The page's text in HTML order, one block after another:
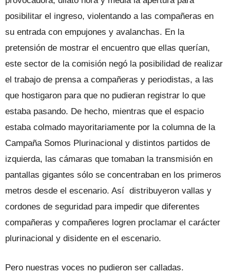
posibilitar el ingreso, violentando a las compañeras en
su entrada con empujones y avalanchas. En la
pretensión de mostrar el encuentro que ellas querían,
este sector de la comisión negó la posibilidad de realizar
el trabajo de prensa a compañeras y periodistas, a las
que hostigaron para que no pudieran registrar lo que
estaba pasando. De hecho, mientras que el espacio
estaba colmado mayoritariamente por la columna de la
Campaña Somos Plurinacional y distintos partidos de
izquierda, las cámaras que tomaban la transmisión en
pantallas gigantes sólo se concentraban en los primeros
metros desde el escenario. Así distribuyeron vallas y
cordones de seguridad para impedir que diferentes
compañeras y compañeres logren proclamar el carácter
plurinacional y disidente en el escenario.
Pero nuestras voces no pudieron ser calladas.